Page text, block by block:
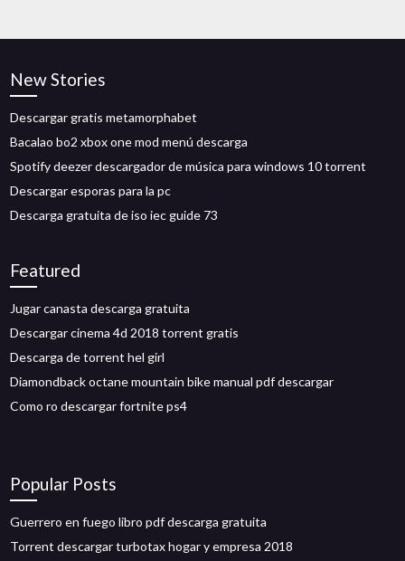
New Stories
Descargar gratis metamorphabet
Bacalao bo2 xbox one mod menú descarga
Spotify deezer descargador de música para windows 10 torrent
Descargar esporas para la pc
Descarga gratuita de iso iec guide 73
Featured
Jugar canasta descarga gratuita
Descargar cinema 4d 2018 torrent gratis
Descarga de torrent hel girl
Diamondback octane mountain bike manual pdf descargar
Como ro descargar fortnite ps4
Popular Posts
Guerrero en fuego libro pdf descarga gratuita
Torrent descargar turbotax hogar y empresa 2018